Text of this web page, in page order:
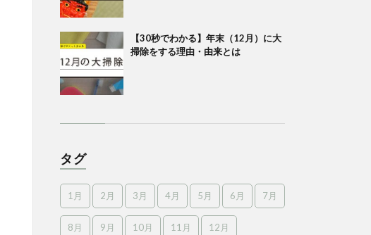
【30秒でわかる】年末（12月）に大
掃除をする理由・由来とは
タグ
1月 2月 3月 4月 5月 6月 7月
8月 9月 10月 11月 12月